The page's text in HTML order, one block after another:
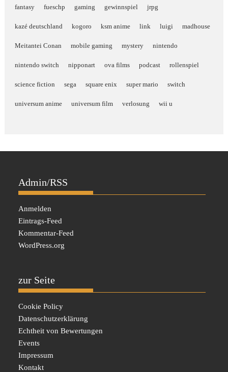
fantasy fueschp gaming gewinnspiel jrpg
kazé deutschland kogoro ksm anime link luigi madhouse
Meitantei Conan mobile gaming mystery nintendo
nintendo switch nipponart ova films podcast rollenspiel
science fiction sega square enix super mario switch
universum anime universum film verlosung wii u
Admin/RSS
Anmelden
Eintrags-Feed
Kommentar-Feed
WordPress.org
zur Seite
Cookie Policy
Datenschutzerklärung
Echtheit von Bewertungen
Events
Impressum
Kontakt